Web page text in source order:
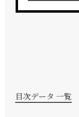
目次データ 一覧